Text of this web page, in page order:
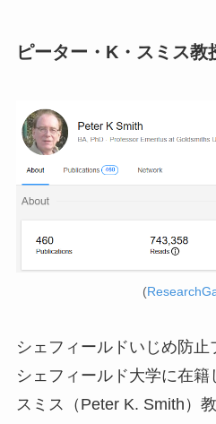
ピーター・K・スミス教
(
シェフィールドいじめ防
シェフィールド大学に在籍
スミス（Peter K. Smith）